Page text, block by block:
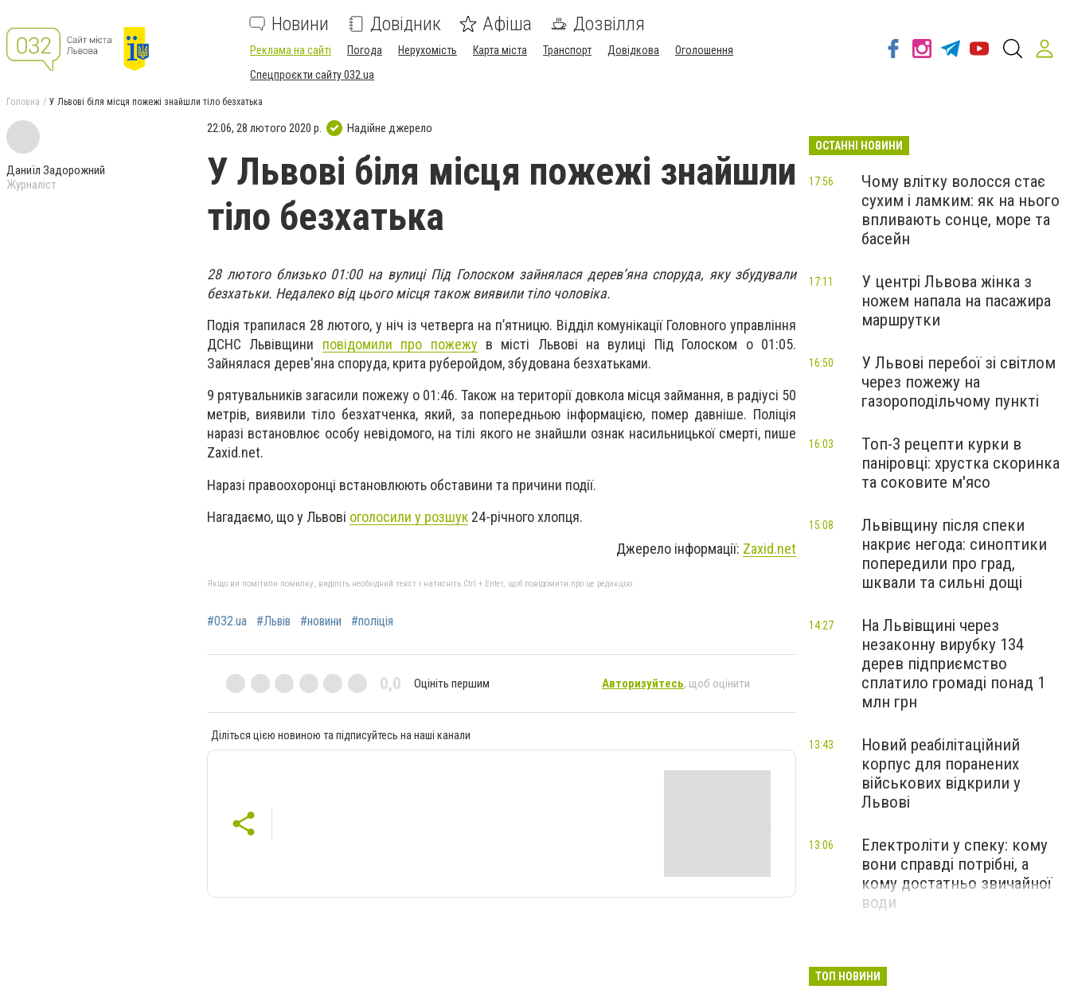
Новини Довідник Афіша Дозвілля
Реклама на сайті Погода Нерухомість Карта міста Транспорт Довідкова
Оголошення
Спецпроєкти сайту 032.ua
Головна У Львові біля місця пожежі знайшли тіло безхатька
Даниїл Задорожний
Журналіст
22:06, 28 лютого 2020 р. Надійне джерело
У Львові біля місця пожежі знайшли
тіло безхатька
28 лютого близько 01:00 на вулиці Під Голоском зайнялася дерев’яна споруда, яку збудували
безхатьки. Недалеко від цього місця також виявили тіло чоловіка.
Подія трапилася 28 лютого, у ніч із четверга на п’ятницю. Відділ комунікації Головного управління
ДСНС Львівщини повідомили про пожежу в місті Львові на вулиці Під Голоском о 01:05.
Зайнялася дерев'яна споруда, крита руберойдом, збудована безхатьками.
9 рятувальників загасили пожежу о 01:46. Також на території довкола місця займання, в радіусі 50
метрів, виявили тіло безхатченка, який, за попередньою інформацією, помер давніше. Поліція
наразі встановлює особу невідомого, на тілі якого не знайшли ознак насильницької смерті, пише
Zaxid.net.
Наразі правоохоронці встановлюють обставини та причини події.
Нагадаємо, що у Львові оголосили у розшук 24-річного хлопця.
Джерело інформації: Zaxid.net
Якщо ви помітили помилку, виділіть необхідний текст і натисніть Ctrl + Enter, щоб повідомити про це редакцію
#032.ua #Львів #новини #поліція
0,0 Оцініть першим Авторизуйтесь, щоб оцінити
Діліться цією новиною та підписуйтесь на наші канали
ОСТАННІ НОВИНИ
Чому влітку волосся стає
сухим і ламким: як на нього
впливають сонце, море та
басейн
17:56
У центрі Львова жінка з
ножем напала на пасажира
маршрутки
17:11
У Львові перебої зі світлом
через пожежу на
газороподільчому пункті
16:50
Топ-3 рецепти курки в
паніровці: хрустка скоринка
та соковите м'ясо
16:03
Львівщину після спеки
накриє негода: синоптики
попередили про град,
шквали та сильні дощі
15:08
На Львівщині через
незаконну вирубку 134
дерев підприємство
сплатило громаді понад 1
млн грн
14:27
Новий реабілітаційний
корпус для поранених
військових відкрили у
Львові
13:43
Електроліти у спеку: кому
вони справді потрібні, а
кому достатньо звичайної
води
13:06
ТОП НОВИНИ